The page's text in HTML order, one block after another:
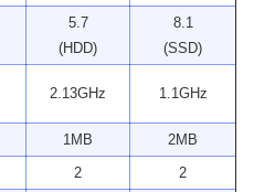
5.7
(HDD)
8.1
(SSD)
2.13GHz 1.1GHz
1MB
2MB
2
2